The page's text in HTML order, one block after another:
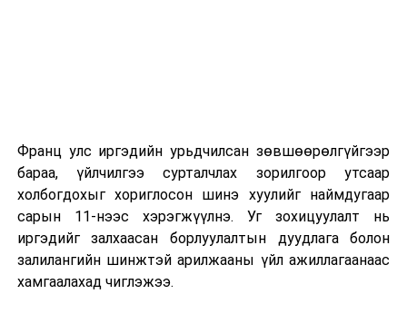
2026 оны 9 дүгээр сарын 13-наас оюутнуудыг
дотуур байранд оруулж эхэлнэ.
Сургууль, цэцэрлэгийн үйл ажиллагааны
зохицуулалт
2026 оны 8 дугаар сарын 17–28-ны өдрүүдэд
Франц улс иргэдийн урьдчилсан зөвшөөрөлгүйгээр
бараа, үйлчилгээ сурталчлах зорилгоор утсаар
холбогдохыг хориглосон шинэ хуулийг наймдугаар
сарын 11-нээс хэрэгжүүлнэ. Уг зохицуулалт нь
иргэдийг залхаасан борлуулалтын дуудлага болон
залилангийн шинжтэй арилжааны үйл ажиллагаанаас
хамгаалахад чиглэжээ.